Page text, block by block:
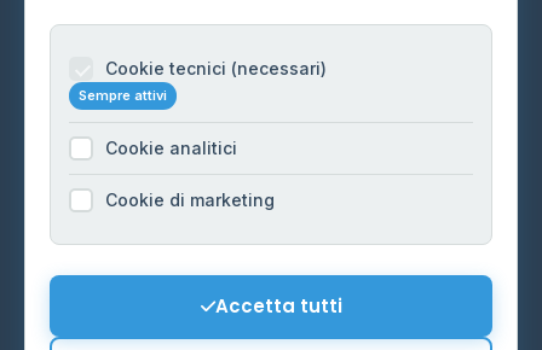
Informazioni legali
Cookie Policy
Preferenze Cookie
Mappa del sito
Cookie tecnici (necessari)
Sempre attivi
Cookie analitici
Cookie di marketing
Accetta tutti